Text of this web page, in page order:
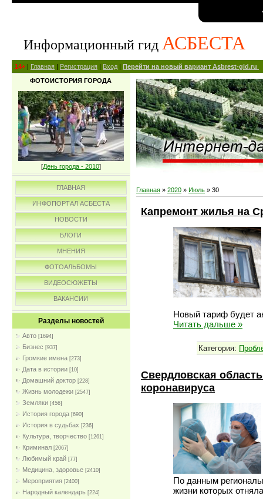
Информационный гид АСБЕСТА
14+ | Главная | Регистрация | Вход | Перейти на новый вариант Asbrest-gid.ru
ФОТОИСТОРИЯ ГОРОДА
[День города - 2010]
ГЛАВНАЯ
ИНФОПОРТАЛ АСБЕСТА
НОВОСТИ
БЛОГИ
МНЕНИЯ
ФОТОАЛЬБОМЫ
ВИДЕОСЮЖЕТЫ
ВАКАНСИИ
Разделы новостей
Авто [1694]
Бизнес [937]
Громкие имена [273]
Дата в истории [10]
Домашний доктор [228]
Жизнь молодежи [2547]
Земляки [456]
История города [690]
История в судьбах [236]
Культура, творчество [1261]
Криминал [2067]
Любимый край [77]
Медицина, здоровье [2410]
Мероприятия [2400]
Народный календарь [224]
Главная » 2020 » Июль » 30
Капремонт жилья на
Новый тариф будет
Читать дальше »
Категория:
Свердловская
коронавируса
По данным
жизни которых